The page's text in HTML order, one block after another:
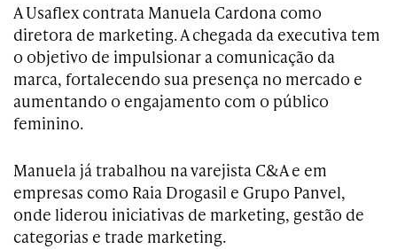
A Usaflex contrata Manuela Cardona como
diretora de marketing. A chegada da executiva tem
o objetivo de impulsionar a comunicação da
marca, fortalecendo sua presença no mercado e
aumentando o engajamento com o público
feminino.
Manuela já trabalhou na varejista C&A e em
empresas como Raia Drogasil e Grupo Panvel,
onde liderou iniciativas de marketing, gestão de
categorias e trade marketing.